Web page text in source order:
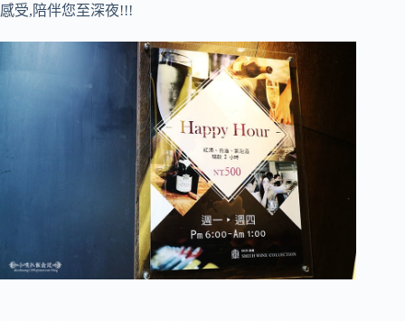
感受,陪伴您至深夜!!!